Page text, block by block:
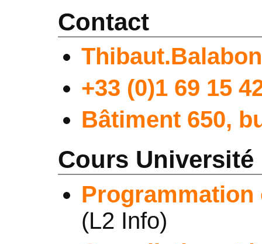
Contact
+33 (0)1 69 15
Bâtiment 650,
Cours
(L2 Info)